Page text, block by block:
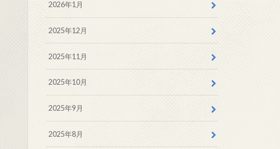
2026年1月
2025年12月
2025年11月
2025年10月
2025年9月
2025年8月